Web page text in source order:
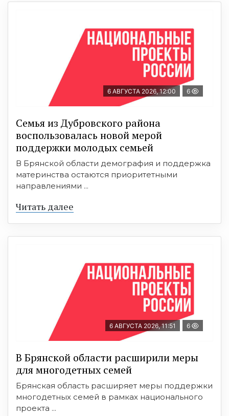
6 АВГУСТА 2026, 12:00 6
Семья из Дубровского района
воспользовалась новой мерой
поддержки молодых семьей
В Брянской области демография и поддержка
материнства остаются приоритетными
направлениями ...
Читать далее
6 АВГУСТА 2026, 11:51 6
В Брянской области расширили меры
для многодетных семей
Брянская область расширяет меры поддержки
многодетных семей в рамках национального
проекта ...